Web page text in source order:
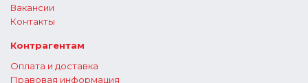
Вакансии
Контакты
Контрагентам
Оплата и доставка
Правовая информация